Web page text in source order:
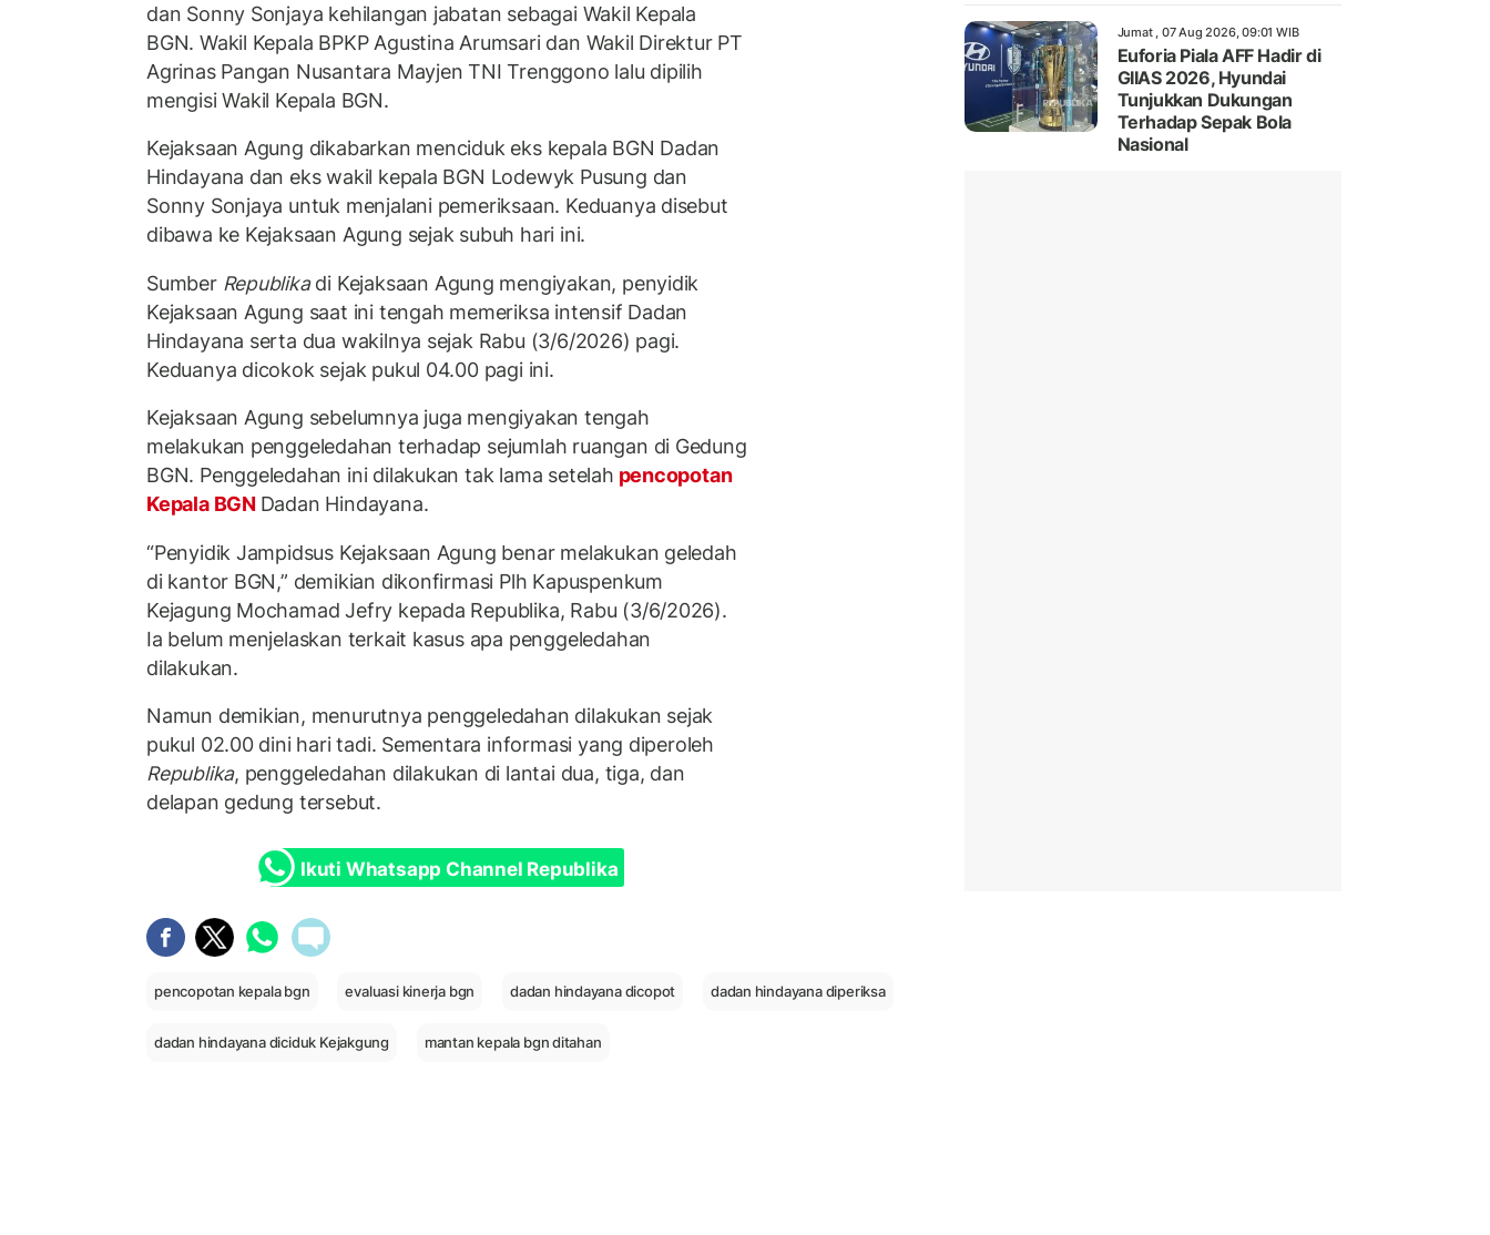
dan Sonny Sonjaya kehilangan jabatan sebagai Wakil Kepala
BGN. Wakil Kepala BPKP Agustina Arumsari dan Wakil Direktur PT
Agrinas Pangan Nusantara Mayjen TNI Trenggono lalu dipilih
mengisi Wakil Kepala BGN.
Kejaksaan Agung dikabarkan menciduk eks kepala BGN Dadan
Hindayana dan eks wakil kepala BGN Lodewyk Pusung dan
Sonny Sonjaya untuk menjalani pemeriksaan. Keduanya disebut
dibawa ke Kejaksaan Agung sejak subuh hari ini.
Sumber Republikadi Kejaksaan Agung mengiyakan, penyidik
Kejaksaan Agung saat ini tengah memeriksa intensif Dadan
Hindayana serta dua wakilnya sejak Rabu (3/6/2026) pagi.
Keduanya dicokok sejak pukul 04.00 pagi ini.
Kejaksaan Agung sebelumnya juga mengiyakan tengah
melakukan penggeledahan terhadap sejumlah ruangan di Gedung
BGN. Penggeledahan ini dilakukan tak lama setelah pencopotan
Kepala BGN Dadan Hindayana.
“Penyidik Jampidsus Kejaksaan Agung benar melakukan geledah
di kantor BGN,” demikian dikonfirmasi Plh Kapuspenkum
Kejagung Mochamad Jefry kepada Republika, Rabu (3/6/2026).
Ia belum menjelaskan terkait kasus apa penggeledahan
dilakukan.
Namun demikian, menurutnya penggeledahan dilakukan sejak
pukul 02.00 dini hari tadi. Sementara informasi yang diperoleh
Republika, penggeledahan dilakukan di lantai dua, tiga, dan
delapan gedung tersebut.
Ikuti Whatsapp Channel Republika
pencopotan kepala bgn evaluasi kinerja bgn dadan hindayana dicopot dadan hindayana diperiksa
dadan hindayana diciduk Kejakgung mantan kepala bgn ditahan
Jumat , 07 Aug 2026, 09:01 WIB
Euforia Piala AFF Hadir di
GIIAS 2026, Hyundai
Tunjukkan Dukungan
Terhadap Sepak Bola
Nasional